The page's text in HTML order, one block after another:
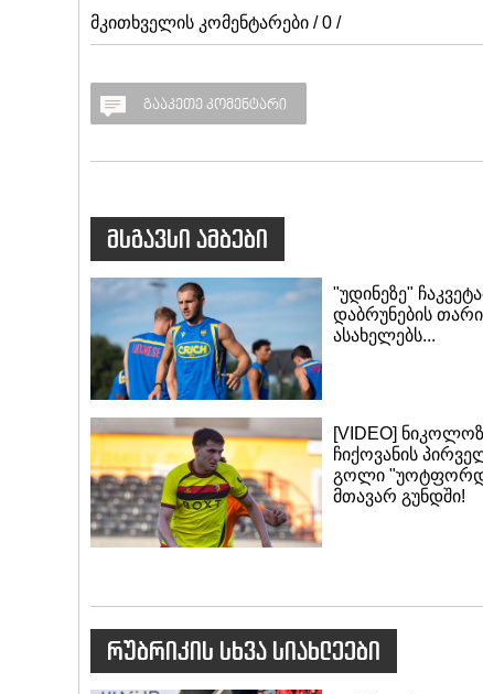
მკითხველის კომენტარები / 0 /
გააკეთე კომენტარი
მსგავსი ამბები
"უდინეზე"
დაბრუნების
ასახელებს...
[VIDEO] ნიკოლოზ
ჩიქოვანის
გოლი
მთავარ გუნდში!
რუბრიკის სხვა სიახლეები